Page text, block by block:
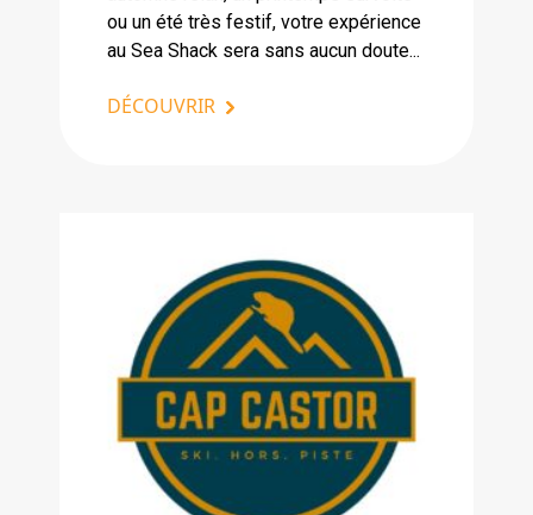
ou un été très festif, votre expérience
au Sea Shack sera sans aucun doute...
DÉCOUVRIR